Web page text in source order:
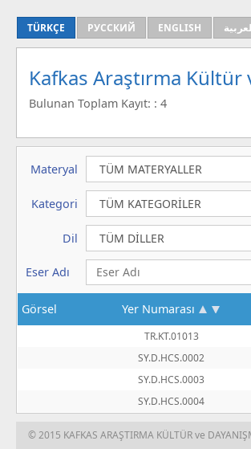
TÜRKÇE РУССКИЙ ENGLISH
Kafkas Araştırma Kültür
Bulunan Toplam Kayıt: : 4
Materyal
Kategori
Dil
Eser Adı
Görsel Yer Numarası
TR.KT.01013
SY.D.HCS.0002
SY.D.HCS.0003
SY.D.HCS.0004
© 2015 KAFKAS ARAŞTIRMA KÜLTÜR ve